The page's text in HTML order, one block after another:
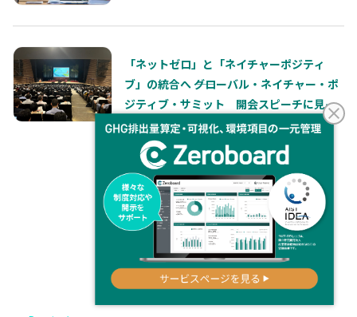
「ネットゼロ」と「ネイチャーポジティ
ブ」の統合へ ――グローバル・ネイチャー・ポ
ジティブ・サミット 開会スピーチに見
る、これからのサステナビリティ経営の本